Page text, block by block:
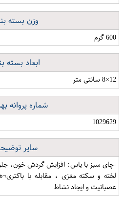
وزن بسته
600 گرم
ابعاد بسته
12×8 سانتی متر
شماره پروانه
1029629
سایر
-چای سبز با یاس: افزایش گردش خون،
لخته و سکته مغزی ، مقابله با
عصبانیت و ایجاد نشاط